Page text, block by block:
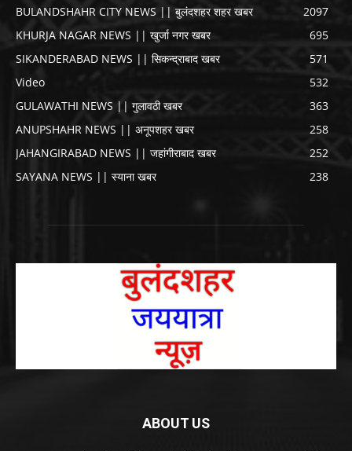
BULANDSHAHR CITY NEWS || बुलंदशहर शहर खबर
2097
KHURJA NAGAR NEWS || खुर्जा नगर खबर
695
SIKANDERABAD NEWS || सिकन्द्राबाद खबर
571
Video
532
GULAWATHI NEWS || गुलावठी खबर
363
ANUPSHAHR NEWS || अनूपशहर खबर
258
JAHANGIRABAD NEWS || जहांगीराबाद खबर
252
SAYANA NEWS || स्याना खबर
238
ABOUT US